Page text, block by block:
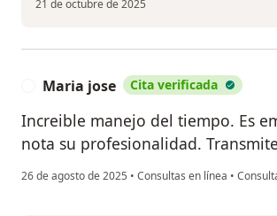
21 de octubre de 2025
Maria jose Cita verificada
Increible manejo del tiempo. Es
nota su profesionalidad.
26 de agosto de 2025 • Consultas en línea •